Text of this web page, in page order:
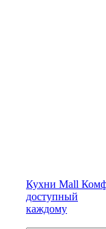
Кухни Mall
доступный
каждому